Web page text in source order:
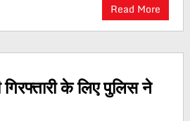
Read More
के लिए पुलिस ने